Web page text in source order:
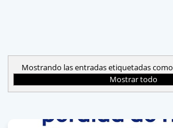
Mostrando las entradas etiquetadas como
Mostrar todo